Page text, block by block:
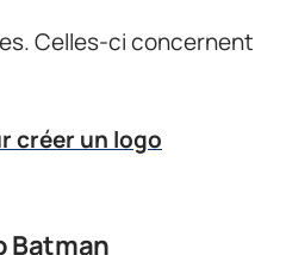
Celles-ci concernent
créer un logo
Batman